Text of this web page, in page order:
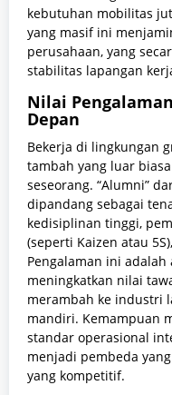
kebutuhan mobilitas
yang masif ini
perusahaan, yang
stabilitas lapangan
Nilai
Depan
Bekerja di lingkungan
tambah yang luar
seseorang. “Alumni”
dipandang sebagai
kedisiplinan tinggi,
(seperti Kaizen atau
Pengalaman ini
meningkatkan nilai
merambah ke industri
mandiri. Kemampuan
standar operasional
menjadi pembeda
yang kompetitif.